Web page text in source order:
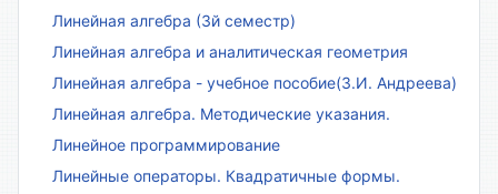
Линейная алгебра (3й семестр)
Линейная алгебра и аналитическая геометрия
Линейная алгебра - учебное пособие(З.И. Андреева)
Линейная алгебра. Методические указания.
Линейное программирование
Линейные операторы. Квадратичные формы.